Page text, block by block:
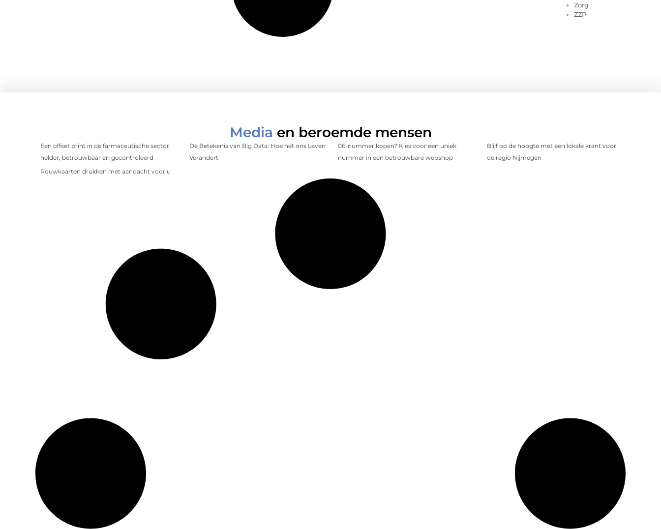
Zorg
ZZP
Media en beroemde mensen
Een offset print in de farmaceutische sector:
helder, betrouwbaar en gecontroleerd
De Betekenis van Big Data: Hoe het ons Leven
Verandert
06-nummer kopen? Kies voor een uniek
nummer in een betrouwbare webshop
Blijf op de hoogte met een lokale krant voor
de regio Nijmegen
Rouwkaarten drukken met aandacht voor u